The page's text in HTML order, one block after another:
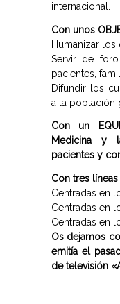
internacional.
Con unos
Humanizar los
Servir de
pacientes,
Difundir los
a la población
Con un
Medicina y
pacientes y
Con tres
Centradas en
Centradas en
Centradas en
Os dejamos
emitía el
de televisión